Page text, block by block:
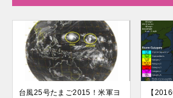
台風25号たまご2015！米軍ヨ
【